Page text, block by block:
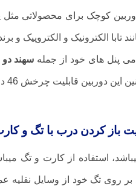
کوچک برای محصولاتی
مانند تابا الکترونیک و
پنل های خود از جمله سهند دو
باز کردن درب با تگ و
استفاده از کارت و تگ
بر روی تگ خود از وسایل